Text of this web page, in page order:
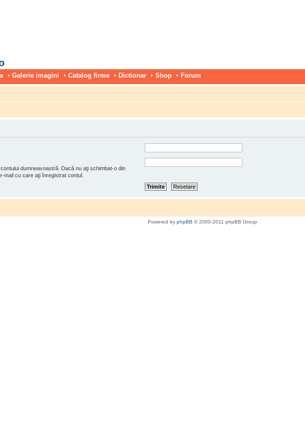
Galerie imagini Catalog firme Dictionar Shop Forum
dumneavoastră. Dacă nu aţi schimbat-o din
mail cu care aţi înregistrat contul.
Powered by phpBB © 2000-2011 phpBB Group